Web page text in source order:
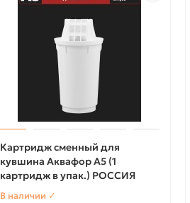
Картридж сменный для
кувшина Аквафор A5 (1
картридж в упак.) РОССИЯ
В наличии ✓